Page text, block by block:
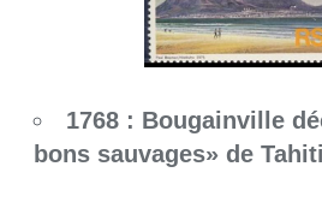
1768 : Bougainville
bons sauvages» de Tahiti